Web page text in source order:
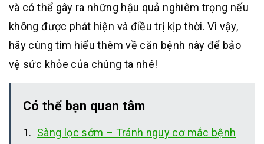
và có thể gây ra những hậu quả nghiêm trọng nếu
không được phát hiện và điều trị kịp thời. Vì vậy,
hãy cùng tìm hiểu thêm về căn bệnh này để bảo
vệ sức khỏe của chúng ta nhé!
Có thể bạn quan tâm
Sàng lọc sớm – Tránh nguy cơ mắc bệnh